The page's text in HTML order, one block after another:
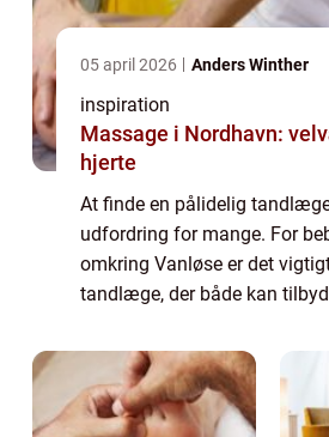
05 april 2026 Anders Winther
inspiration
Massage i Nordhavn:
hjerte
At finde en pålidelig
udfordring for mange. For
omkring Vanløse er det
tandlæge, der både kan